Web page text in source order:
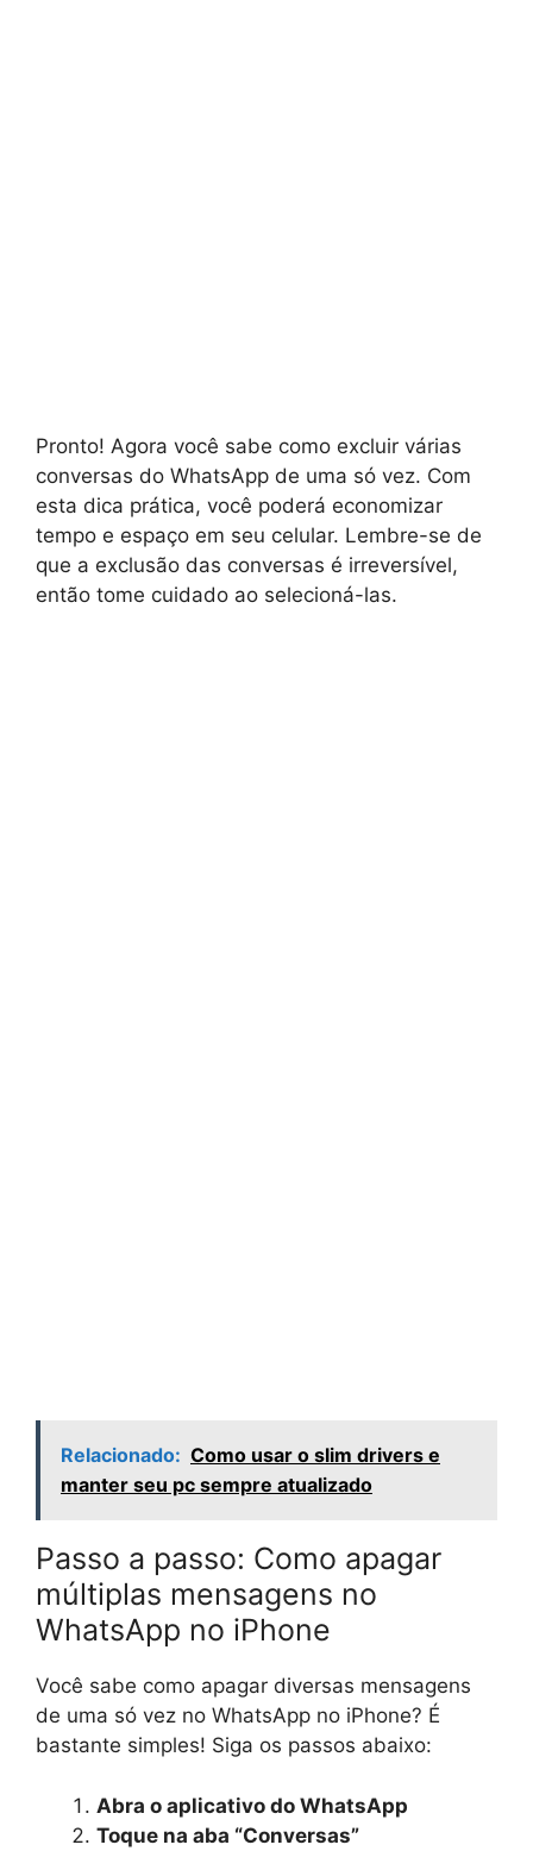
Pronto! Agora você sabe como excluir várias
conversas do WhatsApp de uma só vez. Com
esta dica prática, você poderá economizar
tempo e espaço em seu celular. Lembre-se de
que a exclusão das conversas é irreversível,
então tome cuidado ao selecioná-las.
Relacionado: Como usar o slim drivers e
manter seu pc sempre atualizado
Passo a passo: Como apagar
múltiplas mensagens no
WhatsApp no iPhone
Você sabe como apagar diversas mensagens
de uma só vez no WhatsApp no iPhone? É
bastante simples! Siga os passos abaixo:
Abra o aplicativo do WhatsApp
Toque na aba “Conversas”